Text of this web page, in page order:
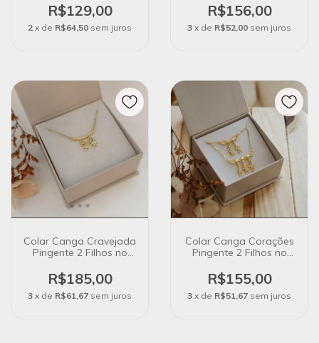
ouro 18k
R$129,00
2 x de R$64,50 sem juros
R$156,00
3 x de R$52,00 sem juros
Colar Canga Cravejada
Pingente 2 Filhos no
R$185,00
3 x de R$61,67 sem juros
Colar Canga Corações
Pingente 2 Filhos no
R$155,00
3 x de R$51,67 sem juros